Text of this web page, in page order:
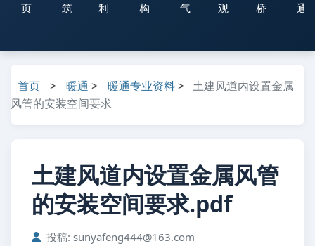
页
筑
利
构
气
观
桥
通
首页 > 暖通 > 暖通专业资料> 土建风道内设置金属
风管的安装空间要求
土建风道内设置金属风管
的安装空间要求.pdf
投稿: sunyafeng444@163.com